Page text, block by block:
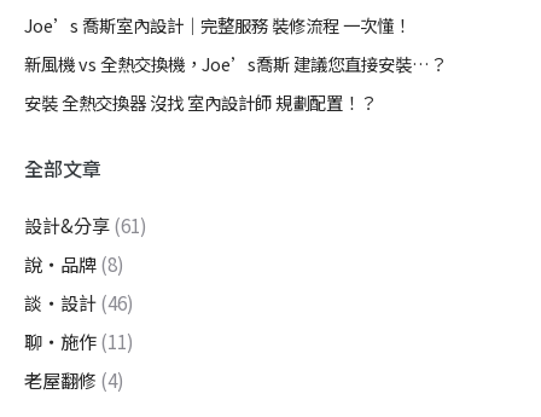
Joe’s 喬斯室內設計｜完整服務 裝修流程 一次懂！
新風機 vs 全熱交換機，Joe’s喬斯 建議您直接安裝…？
安裝 全熱交換器 沒找 室內設計師 規劃配置！？
全部文章
設計&分享(61)
說・品牌(8)
談・設計(46)
聊・施作(11)
老屋翻修 (4)